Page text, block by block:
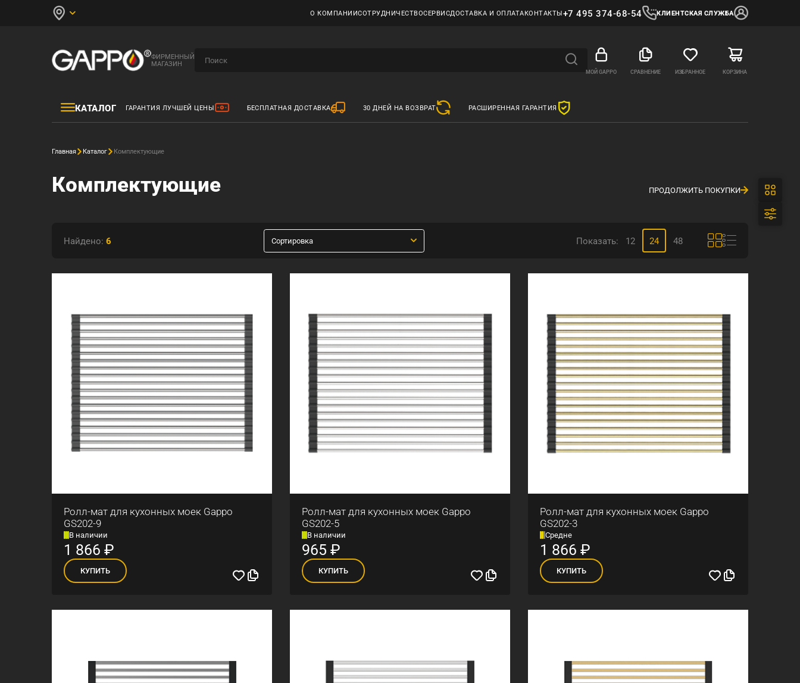
О КОМПАНИИСОТРУДНИЧЕСТВОСЕРВИСДОСТАВКА И ОПЛАТАКОНТАКТЫ+7 495 374-68-54 КЛИЕНТСКАЯ СЛУЖБА
ФИРМЕННЫЙ
МАГАЗИН
МОЙ GAPPO СРАВНЕНИЕ ИЗБРАННОЕ КОРЗИНА
КАТАЛОГ ГАРАНТИЯ ЛУЧШЕЙ ЦЕНЫ БЕСПЛАТНАЯ ДОСТАВКА 30 ДНЕЙ НА ВОЗВРАТ РАСШИРЕННАЯ ГАРАНТИЯ
Главная Каталог Комплектующие
Комплектующие ПРОДОЛЖИТЬ ПОКУПКИ
Найдено: 6 Сортировка Показать: 12 24 48
Ролл-мат для кухонных моек Gappo
GS202-9
В наличии
1 866 ₽
КУПИТЬ
Ролл-мат для кухонных моек Gappo
GS202-5
В наличии
965 ₽
КУПИТЬ
Ролл-мат для кухонных моек Gappo
GS202-3
Средне
1 866 ₽
КУПИТЬ